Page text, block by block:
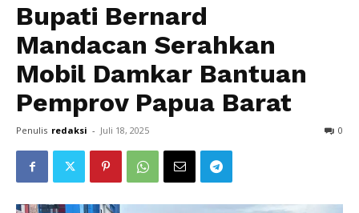
Bupati Bernard
Mandacan Serahkan
Mobil Damkar Bantuan
Pemprov Papua Barat
Penulis redaksi - Juli 18, 2025 0